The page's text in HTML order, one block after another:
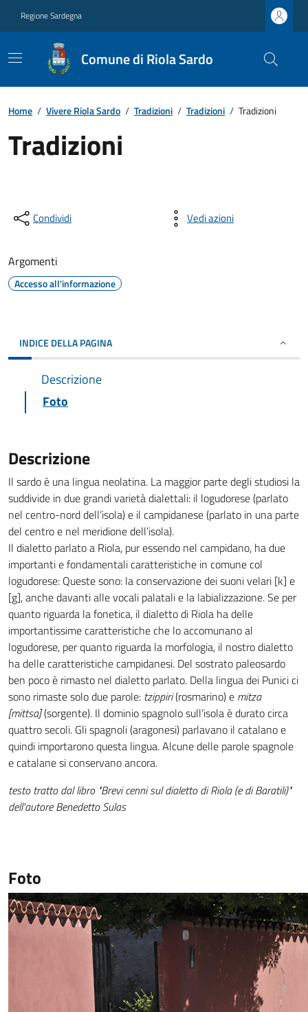
Regione Sardegna
Comune di Riola Sardo
Home / Vivere Riola Sardo / Tradizioni / Tradizioni / Tradizioni
Tradizioni
Condividi Vedi azioni
Argomenti
Accesso all'informazione
INDICE DELLA PAGINA
Descrizione
Foto
Descrizione
Il sardo è una lingua neolatina. La maggior parte degli studiosi la
suddivide in due grandi varietà dialettali: il logudorese (parlato
nel centro-nord dell’isola) e il campidanese (parlato in una parte
del centro e nel meridione dell’isola).
Il dialetto parlato a Riola, pur essendo nel campidano, ha due
importanti e fondamentali caratteristiche in comune col
logudorese: Queste sono: la conservazione dei suoni velari [k] e
[g], anche davanti alle vocali palatali e la labializzazione. Se per
quanto riguarda la fonetica, il dialetto di Riola ha delle
importantissime caratteristiche che lo accomunano al
logudorese, per quanto riguarda la morfologia, il nostro dialetto
ha delle caratteristiche campidanesi. Del sostrato paleosardo
ben poco è rimasto nel dialetto parlato. Della lingua dei Punici ci
sono rimaste solo due parole: tzippiri(rosmarino) e mitza
[mittsa](sorgente). Il dominio spagnolo sull’isola è durato circa
quattro secoli. Gli spagnoli (aragonesi) parlavano il catalano e
quindi importarono questa lingua. Alcune delle parole spagnole
e catalane si conservano ancora.
testo tratto dal libro "Brevi cenni sul dialetto di Riola (e di Baratili)"
dell'autore Benedetto Sulas
Foto